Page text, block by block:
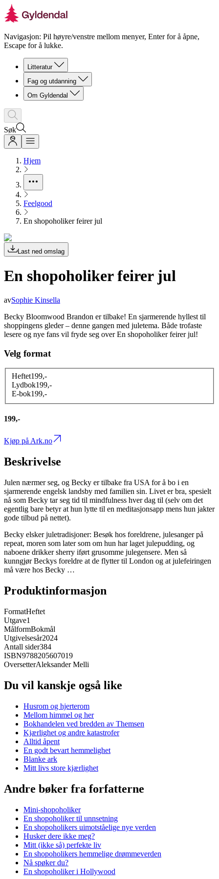
Navigasjon: Pil høyre/venstre mellom menyer, Enter for å åpne,
Escape for å lukke.
Litteratur
Fag og utdanning
Om Gyldendal
Søk
Hjem
Feelgood
En shopoholiker feirer jul
Last ned omslag
En shopoholiker feirer jul
avSophie Kinsella
Becky Bloomwood Brandon er tilbake! En sjarmerende hyllest til
shoppingens gleder – denne gangen med juletema. Både trofaste
lesere og nye fans vil fryde seg over En shopoholiker feirer jul!
Velg format
Heftet199,-
Lydbok199,-
E-bok199,-
199,-
Kjøp på Ark.no
Beskrivelse
Julen nærmer seg, og Becky er tilbake fra USA for å bo i en
sjarmerende engelsk landsby med familien sin. Livet er bra, spesielt
nå som Becky tar seg tid til mindfulness hver dag til (selv om det
egentlig bare betyr at hun lytte til en meditasjonsapp mens hun jakter
gode tilbud på nettet).
Becky elsker juletradisjoner: Besøk hos foreldrene, julesanger på
repeat, moren som later som om hun har laget julepudding, og
naboene drikker sherry iført grusomme julegensere. Men så
kunngjør Beckys foreldre at de flytter til London og at julefeiringen
må være hos Becky …
Produktinformasjon
FormatHeftet
Utgave1
MålformBokmål
Utgivelsesår2024
Antall sider384
ISBN9788205607019
OversetterAleksander Melli
Du vil kanskje også like
Husrom og hjerterom
Mellom himmel og her
Bokhandelen ved bredden av Themsen
Kjærlighet og andre katastrofer
Alltid åpent
En godt bevart hemmelighet
Blanke ark
Mitt livs store kjærlighet
Andre bøker fra forfatterne
Mini-shopoholiker
En shopoholiker til unnsetning
En shopoholikers uimotståelige nye verden
Husker dere ikke meg?
Mitt (ikke så) perfekte liv
En shopoholikers hemmelige drømmeverden
Nå spøker du?
En shopoholiker i Hollywood